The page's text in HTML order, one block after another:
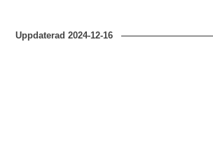
Uppdaterad2024-12-16